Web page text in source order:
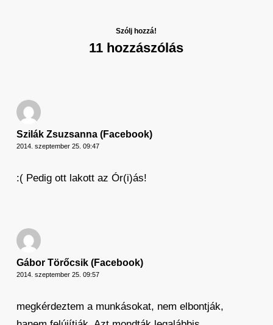
Szólj hozzá!
11 hozzászólás
Szilák Zsuzsanna (Facebook)
2014. szeptember 25. 09:47
:( Pedig ott lakott az Ór(i)ás!
Gábor Törőcsik (Facebook)
2014. szeptember 25. 09:57
megkérdeztem a munkásokat, nem elbontják,